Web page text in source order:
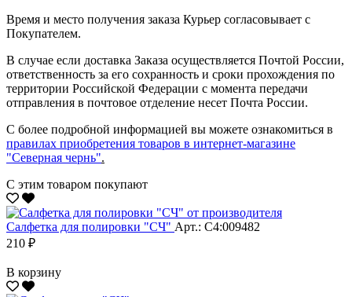
Время и место получения заказа Курьер согласовывает с
Покупателем.
В случае если доставка Заказа осуществляется Почтой России,
ответственность за его сохранность и сроки прохождения по
территории Российской Федерации с момента передачи
отправления в почтовое отделение несет Почта России.
С более подробной информацией вы можете ознакомиться в
правилах приобретения товаров в интернет-магазине
"Северная чернь".
С этим товаром покупают
Салфетка для полировки "CЧ" Арт.: С4:009482
210 ₽
В корзину